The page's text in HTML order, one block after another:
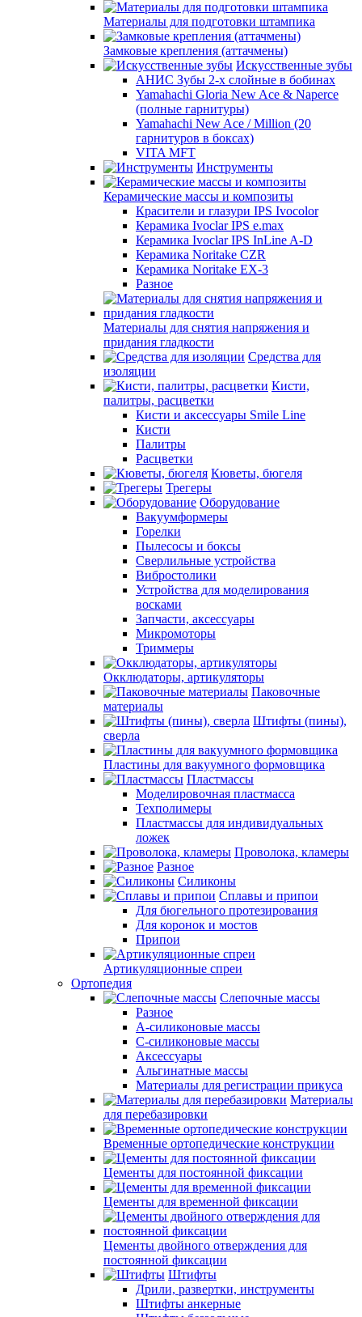
Материалы для подготовки штампика
Замковые крепления (аттачмены)
Искусственные зубы
АНИС Зубы 2-х слойные в бобинах
Yamahachi Gloria New Ace & Naperce
(полные гарнитуры)
Yamahachi New Ace / Million (20
гарнитуров в боксах)
VITA MFT
Инструменты
Керамические массы и композиты
Красители и глазури IPS Ivocolor
Керамика Ivoclar IPS e.max
Керамика Ivoclar IPS InLine A-D
Керамика Noritake CZR
Керамика Noritake EX-3
Разное
Материалы для снятия напряжения и
придания гладкости
Средства для
изоляции
Кисти,
палитры, расцветки
Кисти и аксессуары Smile Line
Кисти
Палитры
Расцветки
Кюветы, бюгеля
Трегеры
Оборудование
Вакуумформеры
Горелки
Пылесосы и боксы
Сверлильные устройства
Вибростолики
Устройства для моделирования
восками
Запчасти, аксессуары
Микромоторы
Триммеры
Окклюдаторы, артикуляторы
Паковочные
материалы
Штифты (пины),
сверла
Пластины для вакуумного формовщика
Пластмассы
Моделировочная пластмасса
Техполимеры
Пластмассы для индивидуальных
ложек
Проволока, кламеры
Разное
Силиконы
Сплавы и припои
Для бюгельного протезирования
Для коронок и мостов
Припои
Артикуляционные спреи
Ортопедия
Слепочные массы
Разное
А-силиконовые массы
С-силиконовые массы
Аксессуары
Альгинатные массы
Материалы для регистрации прикуса
Материалы
для перебазировки
Временные ортопедические конструкции
Цементы для постоянной фиксации
Цементы для временной фиксации
Цементы двойного отверждения для
постоянной фиксации
Штифты
Дрили, развертки, инструменты
Штифты анкерные